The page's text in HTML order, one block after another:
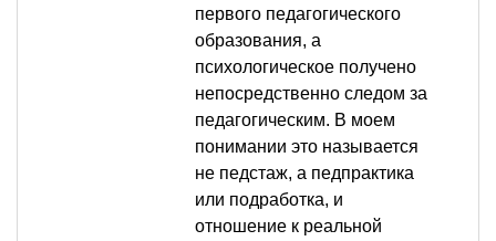
первого педагогического
образования, а
психологическое получено
непосредственно следом за
педагогическим. В моем
понимании это называется
не педстаж, а педпрактика
или подработка, и
отношение к реальной